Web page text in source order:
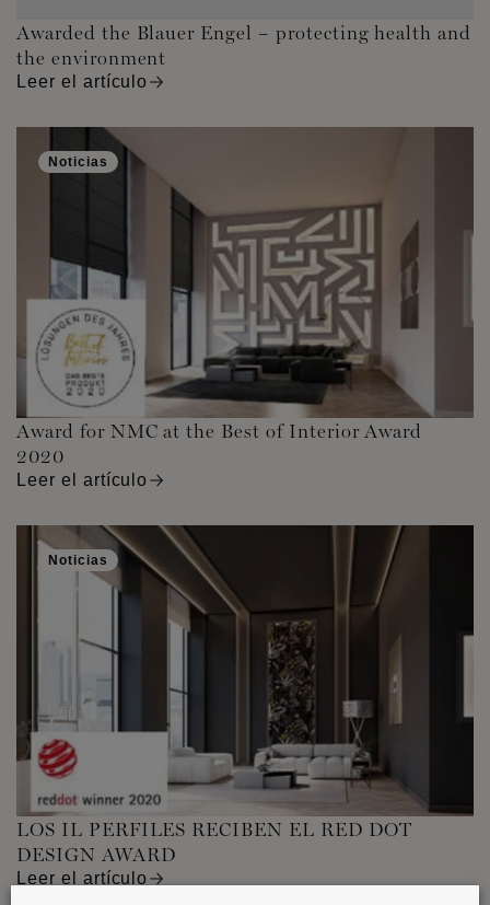
Awarded the Blauer Engel – protecting health and
the environment
Leer el artículo
Noticias
Award for NMC at the Best of Interior Award
2020
Leer el artículo
Noticias
LOS IL PERFILES RECIBEN EL RED DOT
DESIGN AWARD
Leer el artículo